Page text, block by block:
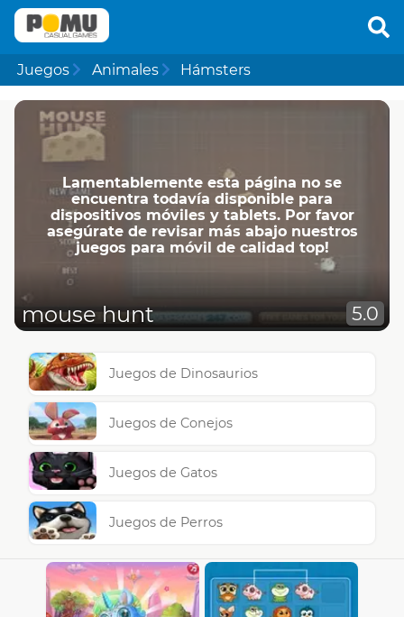
Juegos Animales Hámsters
Lamentablemente esta página no se
encuentra todavía disponible para
dispositivos móviles y tablets. Por favor
asegúrate de revisar más abajo nuestros
juegos para móvil de calidad top!
mouse hunt 5.0
Juegos de Dinosaurios
Juegos de Conejos
Juegos de Gatos
Juegos de Perros